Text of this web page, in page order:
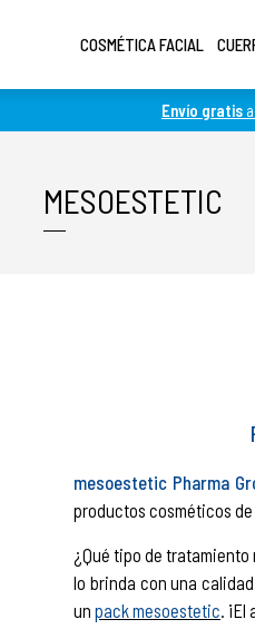
Envío gratis
COSMÉTICA FACIAL
MESOESTETIC
mesoestetic Pharma
productos cosméticos
¿Qué tipo de
lo brinda con una
un pack mesoestetic .